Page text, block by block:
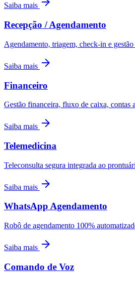
Saiba mais
Recepção / Agendamento
Agendamento, triagem, check-in e
Saiba mais
Financeiro
Gestão financeira, fluxo de caixa, contas
Saiba mais
Telemedicina
Teleconsulta segura integrada ao
Saiba mais
WhatsApp Agendamento
Robô de agendamento 100%
Saiba mais
Comando de Voz